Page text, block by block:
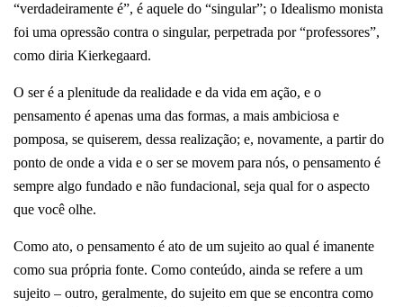
“verdadeiramente é”, é aquele do “singular”; o Idealismo monista
foi uma opressão contra o singular, perpetrada por “professores”,
como diria Kierkegaard.
O ser é a plenitude da realidade e da vida em ação, e o
pensamento é apenas uma das formas, a mais ambiciosa e
pomposa, se quiserem, dessa realização; e, novamente, a partir do
ponto de onde a vida e o ser se movem para nós, o pensamento é
sempre algo fundado e não fundacional, seja qual for o aspecto
que você olhe.
Como ato, o pensamento é ato de um sujeito ao qual é imanente
como sua própria fonte. Como conteúdo, ainda se refere a um
sujeito – outro, geralmente, do sujeito em que se encontra como